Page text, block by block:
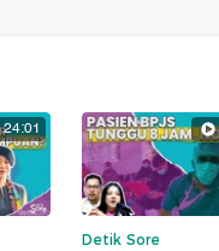
24:01
Detik Sore